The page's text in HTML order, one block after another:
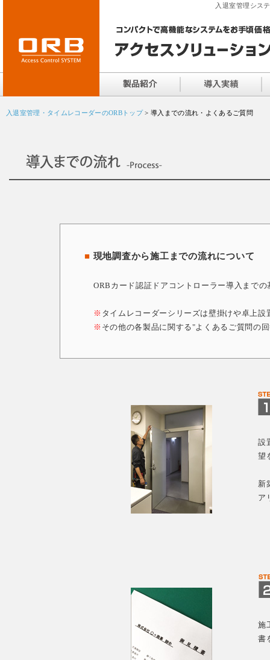
入退室管理シス
入退室管理・タイムレコーダーのORBトップ> 導入までの流れ・よくあるご質問
■ 現地調査から施工までの流れについて
ORBカード認証ドアコントローラー導入まで
※ タイムレコーダーシリーズは壁掛けや卓上
※ その他の各製品に関する"よくあるご質問の
設
望
新
ア
施
書